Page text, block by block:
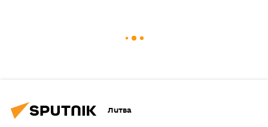
Литва